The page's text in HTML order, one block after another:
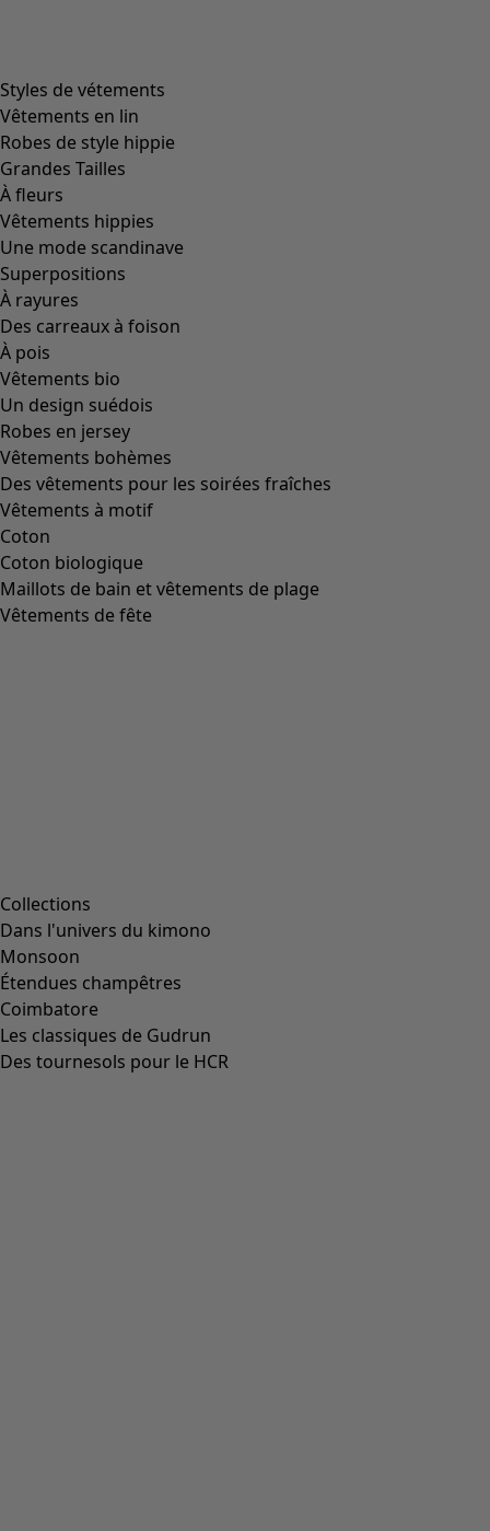
Styles de vétements
Vêtements en lin
Robes de style hippie
Grandes Tailles
À fleurs
Vêtements hippies
Une mode scandinave
Superpositions
À rayures
Des carreaux à foison
À pois
Vêtements bio
Un design suédois
Robes en jersey
Vêtements bohèmes
Des vêtements pour les soirées fraîches
Vêtements à motif
Coton
Coton biologique
Maillots de bain et vêtements de plage
Vêtements de fête
Collections
Dans l'univers du kimono
Monsoon
Étendues champêtres
Coimbatore
Les classiques de Gudrun
Des tournesols pour le HCR